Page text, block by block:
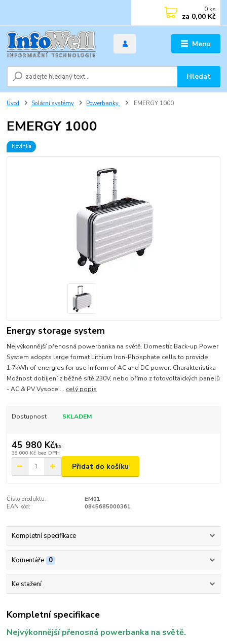
Menu
Hledat
0 ks
za 0,00 Kč
Úvod Solární systémy Powerbanky EMERGY 1000
EMERGY 1000
Novinka
Energy storage system
Nejvýkonnější přenosná powerbanka na světě. Domestic Back-up Power
System adopts large format Lithium Iron-Phosphate cells to provide
1.7kWh of energies for use in form of AC and DC power. Charakteristika
Možnost dobíjení z běžné sítě 230V, nebo přímo z fotovoltaických panelů
- AC & PV Vysoce ... celý popis
Dostupnost SKLADEM
45 980 Kč/ks
38 000 Kč bez DPH
Přidat do košíku
Číslo produktu:
EM01
EAN kód:
0845685000361
Kompletní specifikace
Komentáře 0
Ke stažení
Kompletní specifikace
Nejvýkonnější přenosná powerbanka na světě.